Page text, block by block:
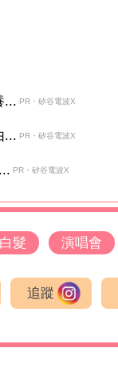
... PR・矽谷電波X
... PR・矽谷電波X
PR・矽谷電波X
白髮 演唱會
追蹤